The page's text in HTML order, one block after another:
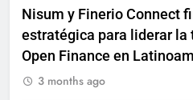
Nisum y Finerio Connect
estratégica para liderar la
Open Finance en
3 months ago